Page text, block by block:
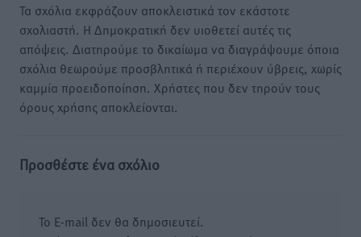
Τα σχόλια εκφράζουν αποκλειστικά τον εκάστοτε
σχολιαστή. Η Δημοκρατική δεν υιοθετεί αυτές τις
απόψεις. Διατηρούμε το δικαίωμα να διαγράψουμε όποια
σχόλια θεωρούμε προσβλητικά ή περιέχουν ύβρεις, χωρίς
καμμία προειδοποίηση. Χρήστες που δεν τηρούν τους
όρους χρήσης αποκλείονται.
Προσθέστε ένα σχόλιο
Το E-mail δεν θα δημοσιευτεί.